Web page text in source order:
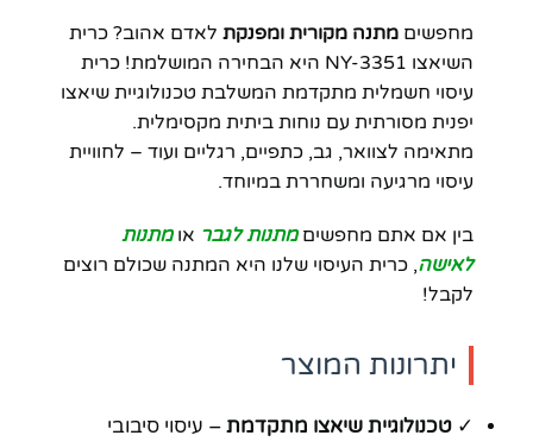
מחפשים מתנה מקורית ומפנקת לאדם אהוב? כרית
השיאצו NY-3351 היא הבחירה המושלמת! כרית
עיסוי חשמלית מתקדמת המשלבת טכנולוגיית שיאצו
יפנית מסורתית עם נוחות ביתית מקסימלית.
מתאימה לצוואר, גב, כתפיים, רגליים ועוד – לחוויית
עיסוי מרגיעה ומשחררת במיוחד.
בין אם אתם מחפשיםמתנות לגבר אומתנות
לאישה, כרית העיסוי שלנו היא המתנה שכולם רוצים
לקבל!
יתרונות המוצר
✓ טכנולוגיית שיאצו מתקדמת – עיסוי סיבובי